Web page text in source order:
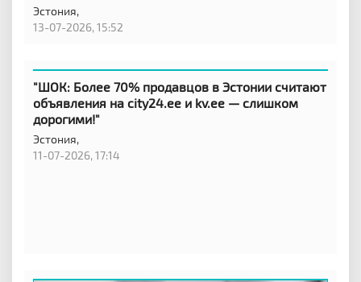
Эстония,
13-07-2026, 15:52
"ШОК: Более 70% продавцов в Эстонии считают
объявления на city24.ee и kv.ee — слишком
дорогими!"
Эстония,
11-07-2026, 17:14